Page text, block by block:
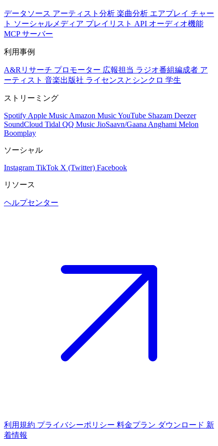
データソース アーティスト分析 楽曲分析 エアプレイ チャー
ト ソーシャルメディア プレイリスト API オーディオ機能
MCP サーバー
利用事例
A&Rリサーチ プロモーター 広報担当 ラジオ番組編成者 ア
ーティスト 音楽出版社 ライセンスとシンクロ 学生
ストリーミング
Spotify Apple Music Amazon MusicYouTube Shazam Deezer
SoundCloud Tidal QQ Music JioSaavn/Gaana Anghami Melon
Boomplay
ソーシャル
Instagram TikTok X (Twitter) Facebook
リソース
ヘルプセンター
利用規約 プライバシーポリシー 料金プラン ダウンロード 新
着情報